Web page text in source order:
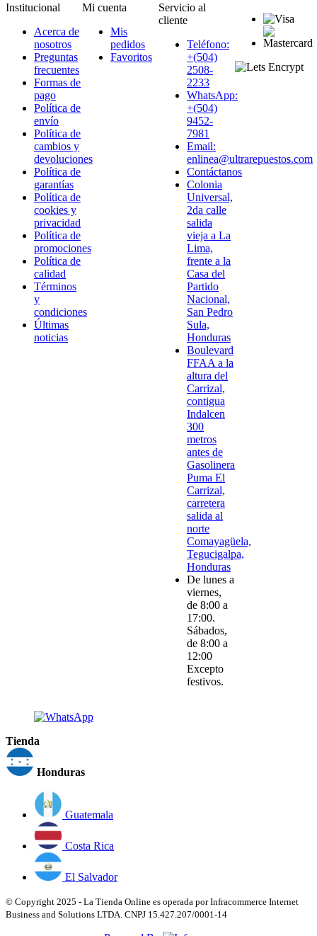
Institucional
Acerca de
nosotros
Preguntas
frecuentes
Formas de
pago
Política de
envío
Política de
cambios y
devoluciones
Política de
garantías
Política de
cookies y
privacidad
Política de
promociones
Política de
calidad
Términos
y
condiciones
Últimas
noticias
Mi cuenta
Mis
pedidos
Favoritos
Servicio al
cliente
Teléfono:
+(504)
2508-
2233
WhatsApp:
+(504)
9452-
7981
Email:
enlinea@ultrarepuestos.com
Contáctanos
Colonia
Universal,
2da calle
salida
vieja a La
Lima,
frente a la
Casa del
Partido
Nacional,
San Pedro
Sula,
Honduras
Boulevard
FFAA a la
altura del
Carrizal,
contigua
Indalcen
300
metros
antes de
Gasolinera
Puma El
Carrizal,
carretera
salida al
norte
Comayagüela,
Tegucigalpa,
Honduras
De lunes a
viernes,
de 8:00 a
17:00.
Sábados,
de 8:00 a
12:00
Excepto
festivos.
Tienda
Honduras
Guatemala
Costa Rica
El Salvador
© Copyright 2025 - La Tienda Online es operada por Infracommerce Internet
Business and Solutions LTDA. CNPJ 15.427.207/0001-14